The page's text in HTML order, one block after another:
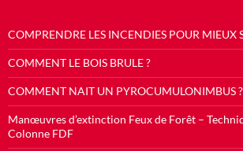
COMPRENDRE LES INCENDIES POUR MIEUX
COMMENT LE BOIS BRULE ?
COMMENT NAIT UN PYROCUMULONIMBUS ?
Manœuvres d’extinction Feux de Forêt –
Colonne FDF